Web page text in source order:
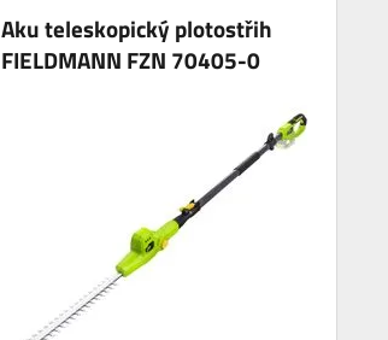
Aku teleskopický plotostřih
FIELDMANN FZN 70405-0